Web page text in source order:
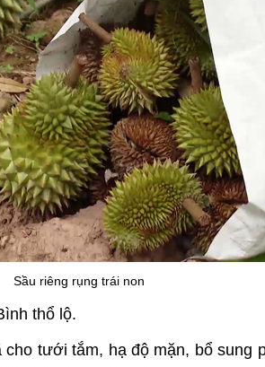
Sầu riêng rụng trái non
thổ lộ.
tưới tắm, hạ độ mặn, bổ